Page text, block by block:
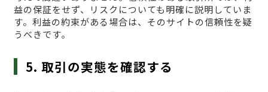
益の保証をせず、リスクについても明確に説明していま
す。利益の約束がある場合は、そのサイトの信頼性を疑
うべきです。
5. 取引の実態を確認する